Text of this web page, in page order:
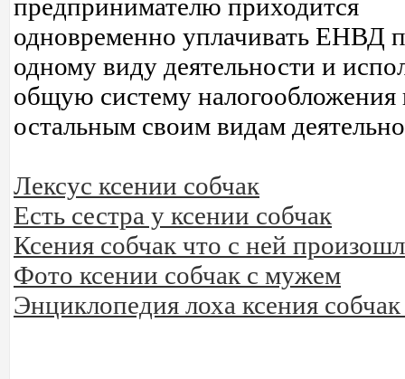
предпринимателю приходится
одновременно уплачивать ЕНВД
одному виду деятельности и
общую систему налогообложения
остальным своим видам
Лексус ксении собчак
Есть сестра у ксении собчак
Ксения собчак что с ней
Фото ксении собчак с мужем
Энциклопедия лоха ксения собчак